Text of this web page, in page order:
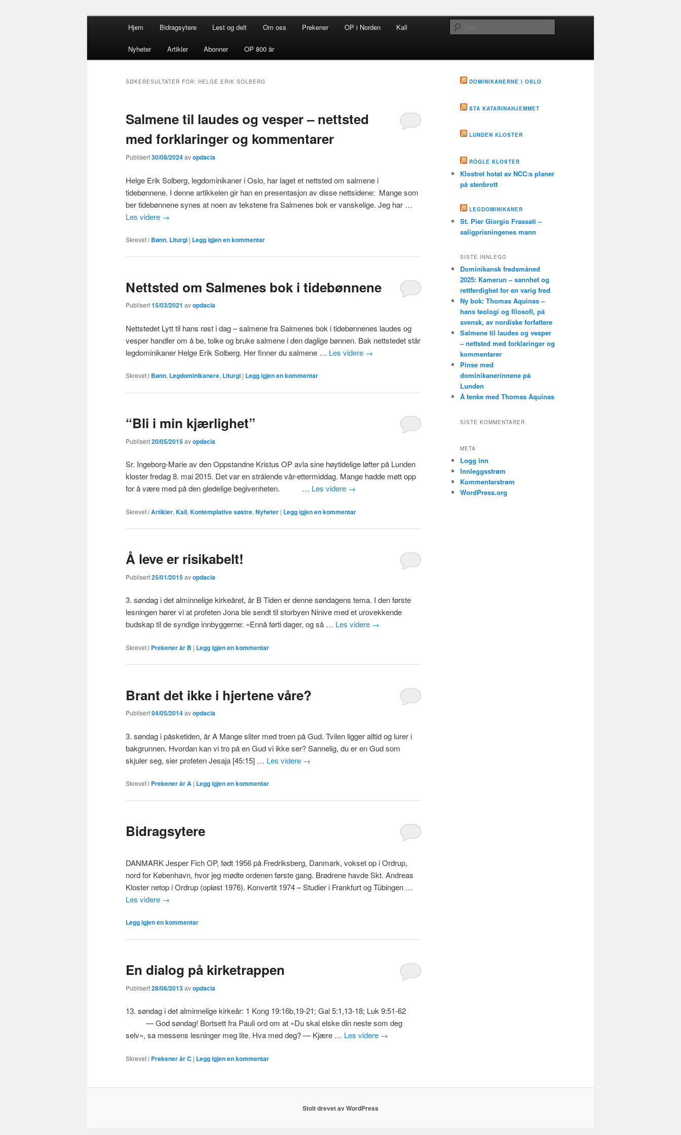
Dominikanerordenen i Norden
Hjem Bidragsytere Lest og delt Om oss Prekener OP i Norden Kall
Nyheter Artikler Abonner OP 800 år
SØKERESULTATER FOR: HELGE ERIK SOLBERG
Salmene til laudes og vesper – nettsted
med forklaringer og kommentarer
Publisert30/08/2024avopdacia
Helge Erik Solberg, legdominikaner i Oslo, har laget et nettsted om salmene i
tidebønnene. I denne artikkelen gir han en presentasjon av disse nettsidene: Mange som
ber tidebønnene synes at noen av tekstene fra Salmenes bok er vanskelige. Jeg har …
Les videre →
Skrevet i Bønn, Liturgi | Legg igjen en kommentar
Nettsted om Salmenes bok i tidebønnene
Publisert15/03/2021 avopdacia
Nettstedet Lytt til hans røst i dag – salmene fra Salmenes bok i tidebønnenes laudes og
vesper handler om å be, tolke og bruke salmene i den daglige bønnen. Bak nettstedet står
legdominikaner Helge Erik Solberg. Her finner du salmene … Les videre →
Skrevet i Bønn, Legdominikanere, Liturgi | Legg igjen en kommentar
“Bli i min kjærlighet”
Publisert20/05/2015avopdacia
Sr. Ingeborg-Marie av den Oppstandne Kristus OP avla sine høytidelige løfter på Lunden
kloster fredag 8. mai 2015. Det var en strålende vår-ettermiddag. Mange hadde møtt opp
for å være med på den gledelige begivenheten. … Les videre →
Skrevet i Artikler, Kall, Kontemplative søstre, Nyheter | Legg igjen en kommentar
Å leve er risikabelt!
Publisert25/01/2015avopdacia
3. søndag i det alminnelige kirkeåret, år B Tiden er denne søndagens tema. I den første
lesningen hører vi at profeten Jona ble sendt til storbyen Ninive med et urovekkende
budskap til de syndige innbyggerne: «Ennå førti dager, og så … Les videre →
Skrevet i Prekener år B | Legg igjen en kommentar
Brant det ikke i hjertene våre?
Publisert04/05/2014avopdacia
3. søndag i påsketiden, år A Mange sliter med troen på Gud. Tvilen ligger alltid og lurer i
bakgrunnen. Hvordan kan vi tro på en Gud vi ikke ser? Sannelig, du er en Gud som
skjuler seg, sier profeten Jesaja [45:15] … Les videre →
Skrevet i Prekener år A | Legg igjen en kommentar
Bidragsytere
DANMARK Jesper Fich OP, født 1956 på Fredriksberg, Danmark, vokset op i Ordrup,
nord for København, hvor jeg mødte ordenen første gang. Brødrene havde Skt. Andreas
Kloster netop i Ordrup (opløst 1976). Konvertit 1974 – Studier i Frankfurt og Tübingen …
Les videre →
Legg igjen en kommentar
En dialog på kirketrappen
Publisert28/06/2013avopdacia
13. søndag i det alminnelige kirkeår: 1 Kong 19:16b,19-21; Gal 5:1,13-18; Luk 9:51-62
— God søndag! Bortsett fra Pauli ord om at «Du skal elske din neste som deg
selv», sa messens lesninger meg lite. Hva med deg? — Kjære … Les videre →
Skrevet i Prekener år C | Legg igjen en kommentar
DOMINIKANERNE I OSLO
STA KATARINAHJEMMET
LUNDEN KLOSTER
RÖGLE KLOSTER
Klostret hotat av NCC:s planer
på stenbrott
LEGDOMINIKANER
St. Pier Giorgio Frassati –
saligprisningenes mann
SISTE INNLEGG
Dominikansk fredsmåned
2025: Kamerun – sannhet og
rettferdighet for en varig fred
Ny bok: Thomas Aquinas –
hans teologi og filosofi, på
svensk, av nordiske forfattere
Salmene til laudes og vesper
– nettsted med forklaringer og
kommentarer
Pinse med
dominikanerinnene på
Lunden
Å tenke med Thomas Aquinas
SISTE KOMMENTARER
META
Logg inn
Innleggsstrøm
Kommentarstrøm
WordPress.org
Stolt drevet av WordPress